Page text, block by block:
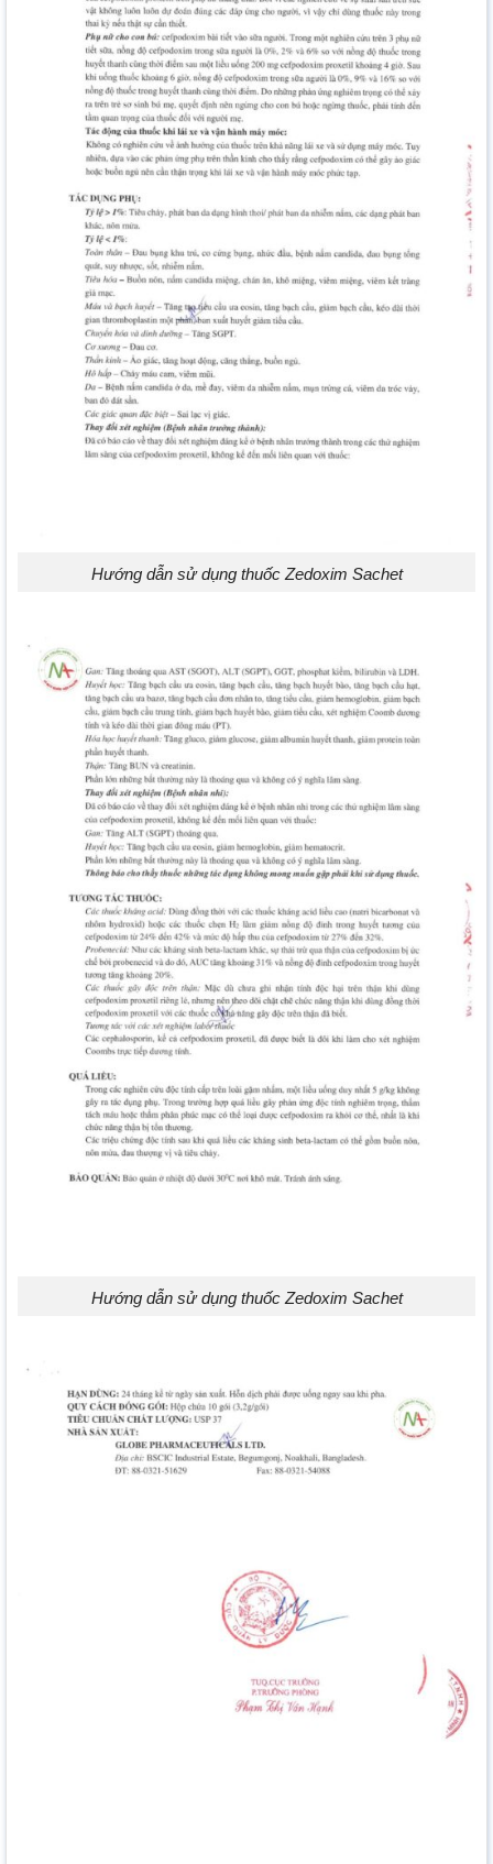
Hướng dẫn sử dụng thuốc Zedoxim Sachet
Hướng dẫn sử dụng thuốc Zedoxim Sachet